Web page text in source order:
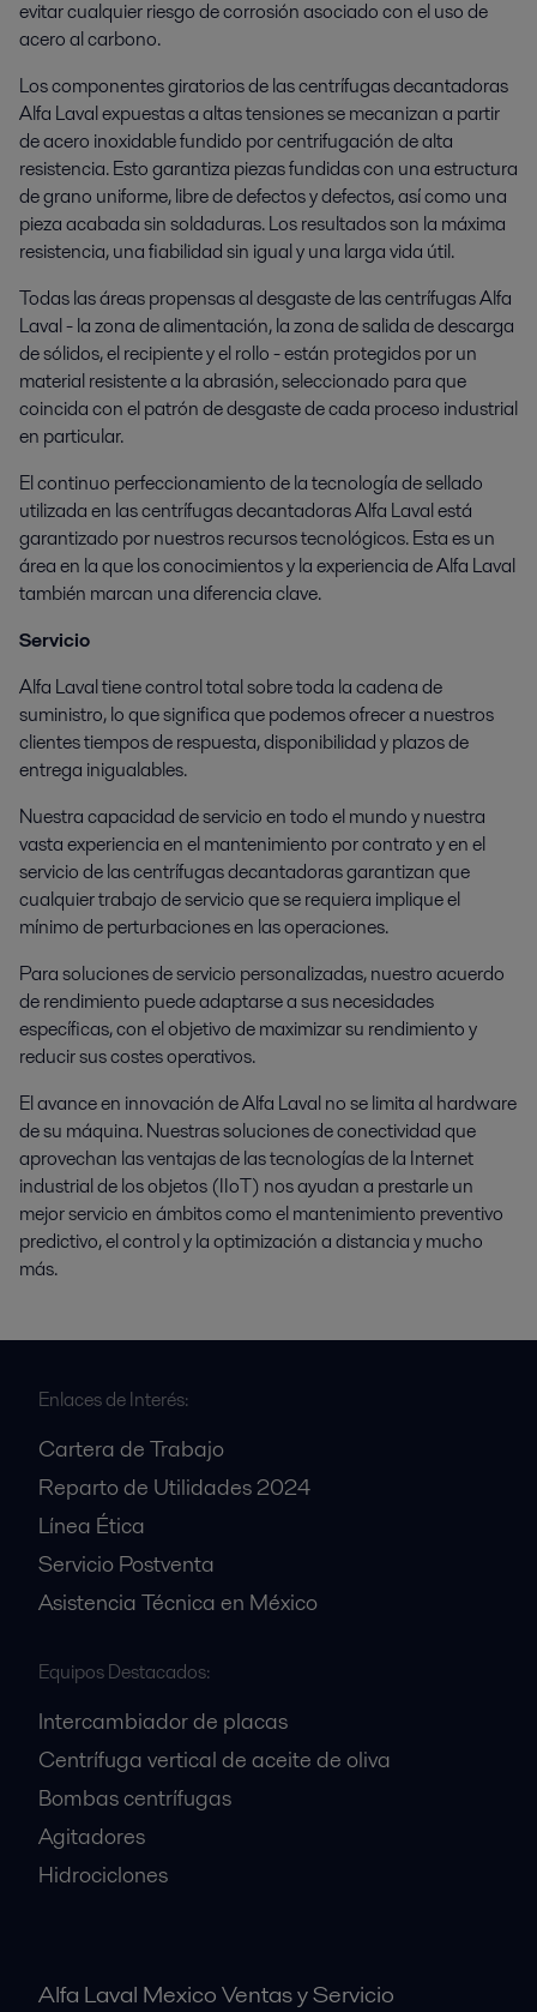
evitar cualquier riesgo de corrosión asociado con el uso de
acero al carbono.
Los componentes giratorios de las centrífugas decantadoras
Alfa Laval expuestas a altas tensiones se mecanizan a partir
de acero inoxidable fundido por centrifugación de alta
resistencia. Esto garantiza piezas fundidas con una estructura
de grano uniforme, libre de defectos y defectos, así como una
pieza acabada sin soldaduras. Los resultados son la máxima
resistencia, una fiabilidad sin igual y una larga vida útil.
Todas las áreas propensas al desgaste de las centrífugas Alfa
Laval - la zona de alimentación, la zona de salida de descarga
de sólidos, el recipiente y el rollo - están protegidos por un
material resistente a la abrasión, seleccionado para que
coincida con el patrón de desgaste de cada proceso industrial
en particular.
El continuo perfeccionamiento de la tecnología de sellado
utilizada en las centrífugas decantadoras Alfa Laval está
garantizado por nuestros recursos tecnológicos. Esta es un
área en la que los conocimientos y la experiencia de Alfa Laval
también marcan una diferencia clave.
Servicio
Alfa Laval tiene control total sobre toda la cadena de
suministro, lo que significa que podemos ofrecer a nuestros
clientes tiempos de respuesta, disponibilidad y plazos de
entrega inigualables.
Nuestra capacidad de servicio en todo el mundo y nuestra
vasta experiencia en el mantenimiento por contrato y en el
servicio de las centrífugas decantadoras garantizan que
cualquier trabajo de servicio que se requiera implique el
mínimo de perturbaciones en las operaciones.
Para soluciones de servicio personalizadas, nuestro acuerdo
de rendimiento puede adaptarse a sus necesidades
específicas, con el objetivo de maximizar su rendimiento y
reducir sus costes operativos.
El avance en innovación de Alfa Laval no se limita al hardware
de su máquina. Nuestras soluciones de conectividad que
aprovechan las ventajas de las tecnologías de la Internet
industrial de los objetos (IIoT) nos ayudan a prestarle un
mejor servicio en ámbitos como el mantenimiento preventivo
predictivo, el control y la optimización a distancia y mucho
más.
Enlaces de Interés:
Cartera de Trabajo
Reparto de Utilidades 2024
Línea Ética
Servicio Postventa
Asistencia Técnica en México
Equipos Destacados:
Intercambiador de placas
Centrífuga vertical de aceite de oliva
Bombas centrífugas
Agitadores
Hidrociclones
Alfa Laval Mexico Ventas y Servicio